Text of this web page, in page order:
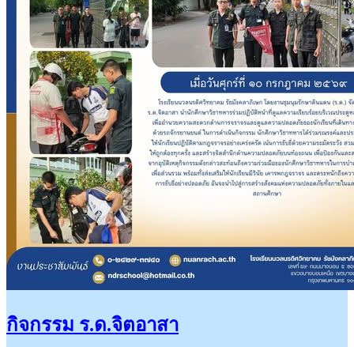
กิจกรรม ร.ด.จิตอาสา